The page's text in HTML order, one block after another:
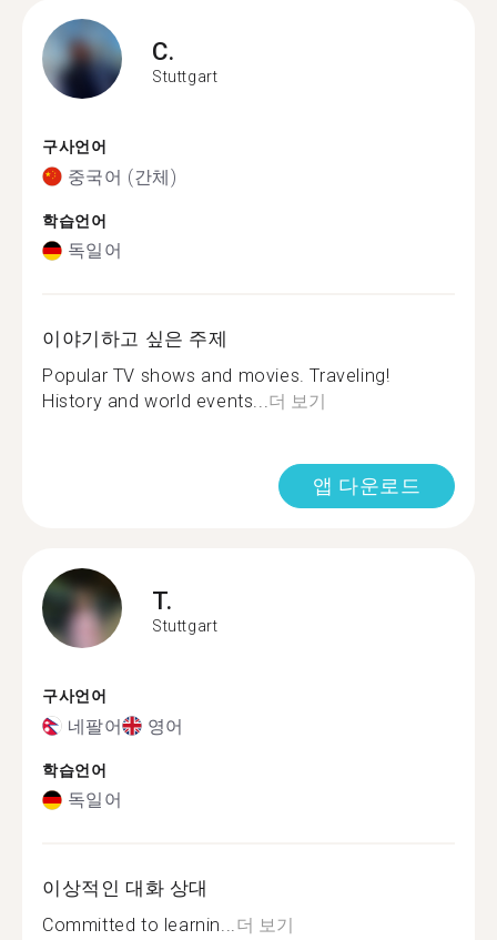
C.
Stuttgart
구사언어
중국어 (간체)
학습언어
독일어
이야기하고 싶은 주제
Popular TV shows and movies. Traveling!
History and world events...더 보기
앱 다운로드
T.
Stuttgart
구사언어
네팔어 영어
학습언어
독일어
이상적인 대화 상대
Committed to learnin...더 보기